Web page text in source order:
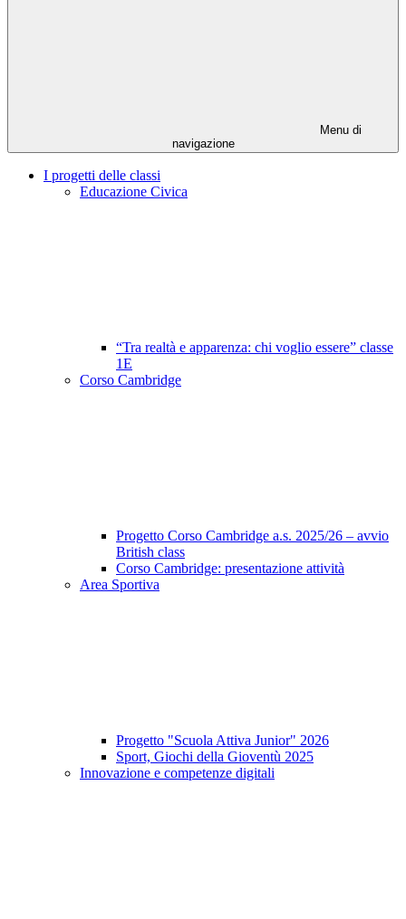
Menu di
navigazione
I progetti delle classi
Educazione Civica
“Tra realtà e apparenza: chi voglio essere” classe
1E
Corso Cambridge
Progetto Corso Cambridge a.s. 2025/26 – avvio
British class
Corso Cambridge: presentazione attività
Area Sportiva
Progetto "Scuola Attiva Junior" 2026
Sport, Giochi della Gioventù 2025
Innovazione e competenze digitali